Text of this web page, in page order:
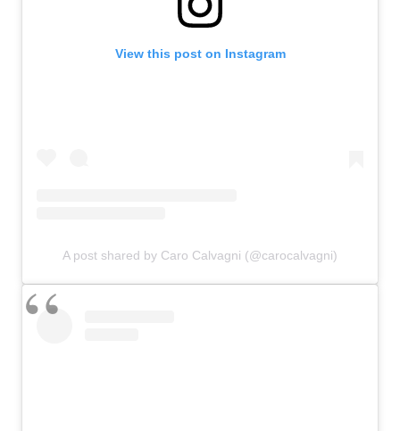
View this post on Instagram
A post shared by Caro Calvagni (@carocalvagni)